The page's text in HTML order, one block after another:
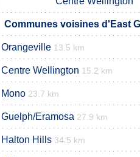
Communes voisines d'East
Orangeville 13.5 km
Centre Wellington 15.2 km
Mono 23.7 km
Guelph/Eramosa 27.9 km
Halton Hills 34.5 km